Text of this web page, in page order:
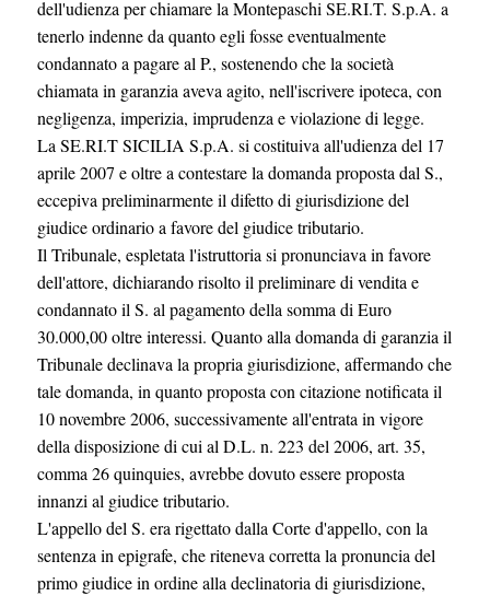
dell'udienza per chiamare la Montepaschi SE.RI.T. S.p.A. a
tenerlo indenne da quanto egli fosse eventualmente
condannato a pagare al P., sostenendo che la società
chiamata in garanzia aveva agito, nell'iscrivere ipoteca, con
negligenza, imperizia, imprudenza e violazione di legge.
La SE.RI.T SICILIA S.p.A. si costituiva all'udienza del 17
aprile 2007 e oltre a contestare la domanda proposta dal S.,
eccepiva preliminarmente il difetto di giurisdizione del
giudice ordinario a favore del giudice tributario.
Il Tribunale, espletata l'istruttoria si pronunciava in favore
dell'attore, dichiarando risolto il preliminare di vendita e
condannato il S. al pagamento della somma di Euro
30.000,00 oltre interessi. Quanto alla domanda di garanzia il
Tribunale declinava la propria giurisdizione, affermando che
tale domanda, in quanto proposta con citazione notificata il
10 novembre 2006, successivamente all'entrata in vigore
della disposizione di cui al D.L. n. 223 del 2006, art. 35,
comma 26 quinquies, avrebbe dovuto essere proposta
innanzi al giudice tributario.
L'appello del S. era rigettato dalla Corte d'appello, con la
sentenza in epigrafe, che riteneva corretta la pronuncia del
primo giudice in ordine alla declinatoria di giurisdizione,